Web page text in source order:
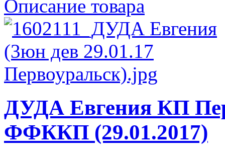
Описание товара
ДУДА Евгения КП
ФФККП (29.01.2017)